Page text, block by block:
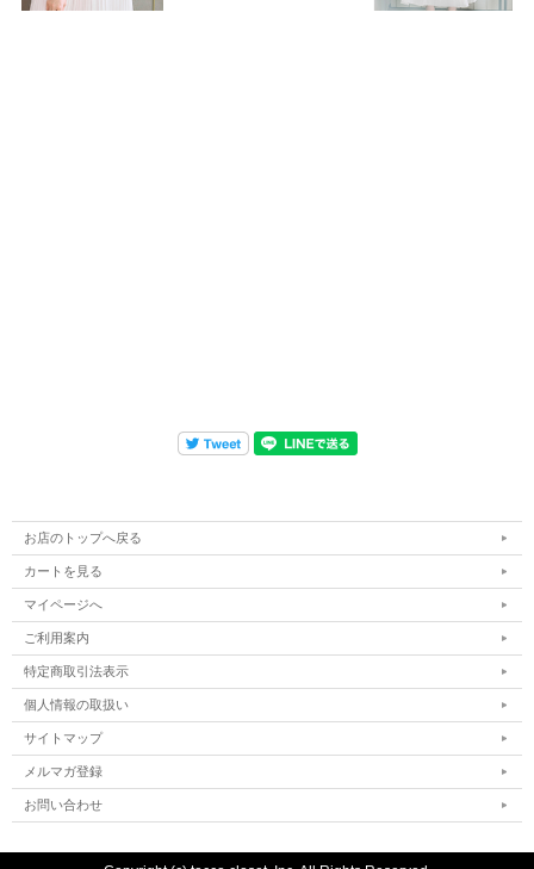
お店のトップへ戻る
カートを見る
マイページへ
ご利用案内
特定商取引法表示
個人情報の取扱い
サイトマップ
メルマガ登録
お問い合わせ